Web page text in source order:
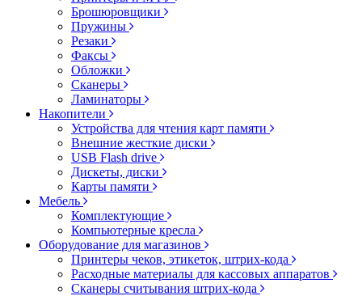
Брошюровщики
Пружины
Резаки
Факсы
Обложки
Сканеры
Ламинаторы
Накопители
Устройства для чтения карт памяти
Внешние жесткие диски
USB Flash drive
Дискеты, диски
Карты памяти
Мебель
Комплектующие
Компьютерные кресла
Оборудование для магазинов
Принтеры чеков, этикеток, штрих-кода
Расходные материалы для кассовых аппаратов
Сканеры считывания штрих-кода